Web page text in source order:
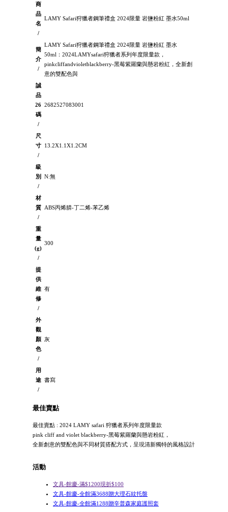
商
品
名
/
LAMY Safari狩獵者鋼筆禮盒 2024限量 岩鹽粉紅 墨水50ml
簡
介
/
LAMY Safari狩獵者鋼筆禮盒 2024限量 岩鹽粉紅 墨水
50ml：2024LAMYsafari狩獵者系列年度限量款，
pinkcliffandvioletblackberry-黑莓紫羅蘭與懸岩粉紅，全新創
意的雙配色與
誠
品
26
碼
/
2682527083001
尺
寸
/
13.2X1.1X1.2CM
級
別
/
N:無
材
質
/
ABS丙烯腈-丁二烯-苯乙烯
重
量
(g)
/
300
提
供
維
修
/
有
外
觀
顏
色
/
灰
用
途
/
書寫
最佳賣點
最佳賣點 : 2024 LAMY safari 狩獵者系列年度限量款
pink cliff and violet blackberry-黑莓紫羅蘭與懸岩粉紅，
全新創意的雙配色與不同材質搭配方式，呈現清新獨特的風格設計
活動
文具-館慶-滿$1200現折$100
文具-館慶-全館滿3688贈大理石紋托盤
文具-館慶-全館滿1288贈辛普森家庭護照套